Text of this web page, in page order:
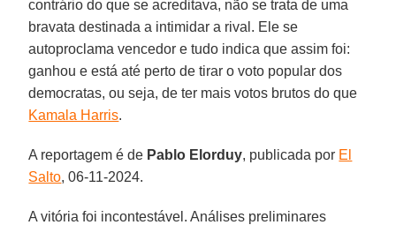
contrário do que se acreditava, não se trata de uma
bravata destinada a intimidar a rival. Ele se
autoproclama vencedor e tudo indica que assim foi:
ganhou e está até perto de tirar o voto popular dos
democratas, ou seja, de ter mais votos brutos do que
Kamala Harris.
A reportagem é de Pablo Elorduy, publicada por El
Salto, 06-11-2024.
A vitória foi incontestável. Análises preliminares